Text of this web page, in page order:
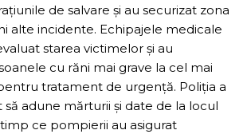
de salvare și au securizat zona
alte incidente. Echipajele medicale
starea victimelor și au
cu răni mai grave la cel mai
tratament de urgență. Poliția a
adune mărturii și date de la locul
ce pompierii au asigurat